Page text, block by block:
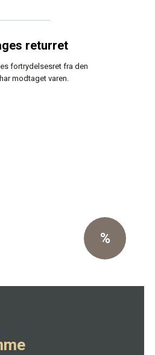
returret
fortrydelsesret fra den
modtaget varen.
%